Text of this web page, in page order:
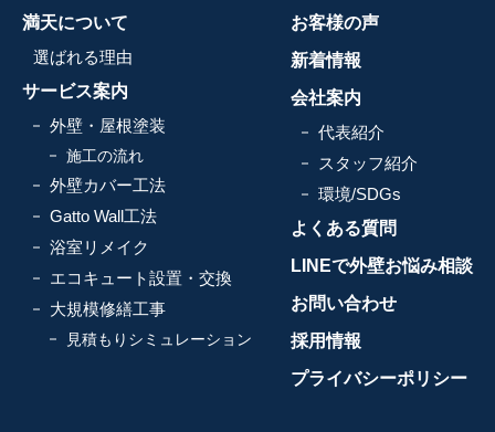
満天について
選ばれる理由
サービス案内
外壁・屋根塗装
施工の流れ
外壁カバー工法
Gatto Wall工法
浴室リメイク
エコキュート設置・交換
大規模修繕工事
見積もりシミュレーション
お客様の声
新着情報
会社案内
代表紹介
スタッフ紹介
環境/SDGs
よくある質問
LINEで外壁お悩み相談
お問い合わせ
採用情報
プライバシーポリシー